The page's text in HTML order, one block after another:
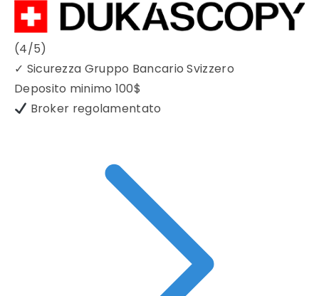
(4/5)
✓ Sicurezza Gruppo Bancario Svizzero
Deposito minimo 100$
Broker regolamentato